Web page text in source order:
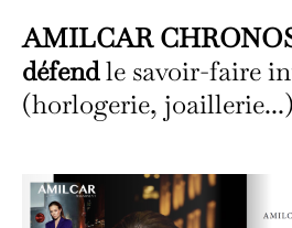
AMILCAR
défendle savoir-faire
(horlogerie,